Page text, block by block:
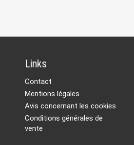
Links
Contact
Mentions légales
Avis concernant les cookies
Conditions générales de
vente